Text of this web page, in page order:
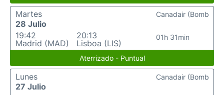
Martes
28 Julio
19:42
Madrid (MAD)
20:13
Lisboa (LIS)
01h 31min
Canadair (Bomb
Aterrizado - Puntual
Lunes
27 Julio
Canadair (Bomb